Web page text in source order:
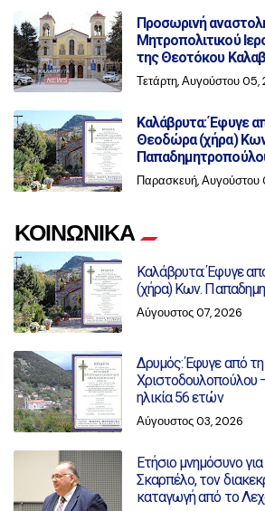
Προσωρινή
Μητροπολιτικού
της Θεοτόκου
Τετάρτη, Αυγούστου 05,
Καλάβρυτα: Έφυγε
Θεοδώρα (χήρα)
Παρασκευή, Αυγούστου
ΚΟΙΝΩΝΙΚΑ
Καλάβρυτα: Έφυγε
(χήρα) Κων.
Αύγουστος 07, 2026
Δρυμός: Έφυγε από
Χριστοδουλοπούλου
ηλικία 56 ετών
Αύγουστος 03, 2026
Ετήσιο μνημόσυνο
Σκαρπέλο, τον
καταγωγή από το